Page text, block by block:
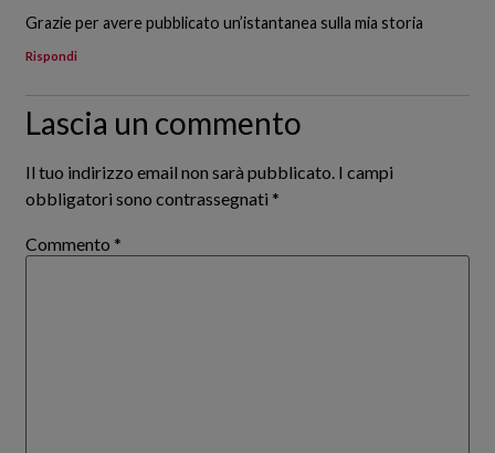
Grazie per avere pubblicato un’istantanea sulla mia storia
Rispondi
Lascia un commento
Il tuo indirizzo email non sarà pubblicato. I campi
obbligatori sono contrassegnati *
Commento *